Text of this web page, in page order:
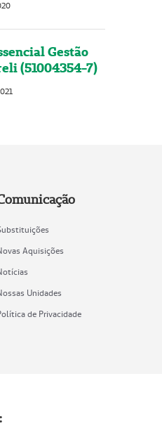
Gestão
(51004354-7)
Aquisições
Unidades
de Privacidade